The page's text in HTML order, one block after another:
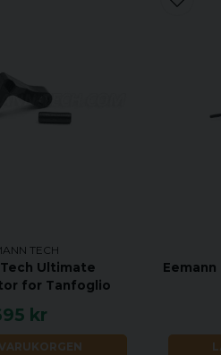
TECH
Ultimate
for Tanfoglio
kr